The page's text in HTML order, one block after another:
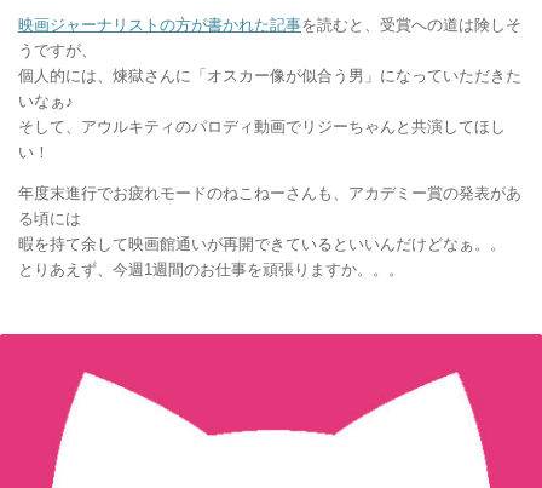
映画ジャーナリストの方が書かれた記事を読むと、受賞への道は険しそ
うですが、
個人的には、煉獄さんに「オスカー像が似合う男」になっていただきた
いなぁ♪
そして、アウルキティのパロディ動画でリジーちゃんと共演してほし
い！
年度末進行でお疲れモードのねこねーさんも、アカデミー賞の発表があ
る頃には
暇を持て余して映画館通いが再開できているといいんだけどなぁ。。
とりあえず、今週1週間のお仕事を頑張りますか。。。